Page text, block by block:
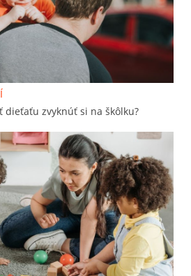
dieťaťu zvyknúť si na škôlku?